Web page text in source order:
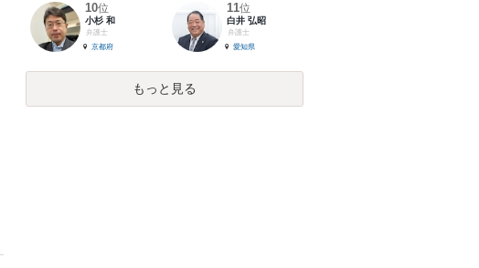
10位
小杉 和
弁護士
京都府
11位
白井 弘昭
弁護士
愛知県
もっと見る